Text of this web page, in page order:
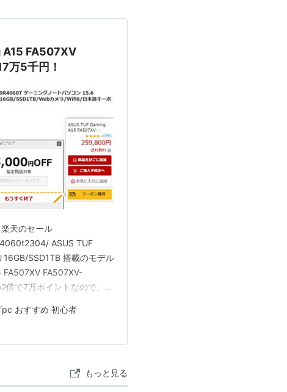
A15 FA507XV
万5千円！
天のセール
ASUS TUF
SSD1TB 搭載のモデル
FA507XV-
で7万ポイントなので、モ
おすすめ 初心者
もっと見る